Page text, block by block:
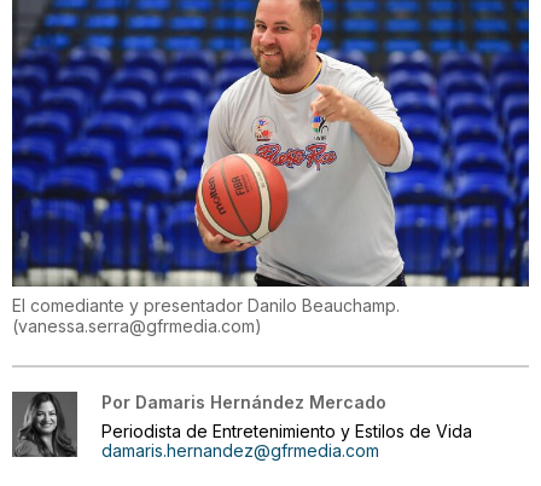
El comediante y presentador Danilo Beauchamp.
(vanessa.serra@gfrmedia.com)
Por Damaris Hernández Mercado
Periodista de Entretenimiento y Estilos de Vida
damaris.hernandez@gfrmedia.com